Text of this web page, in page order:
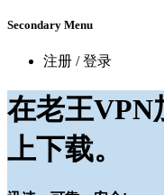
Secondary Menu
注册 / 登录
在老王VPN
上下载。